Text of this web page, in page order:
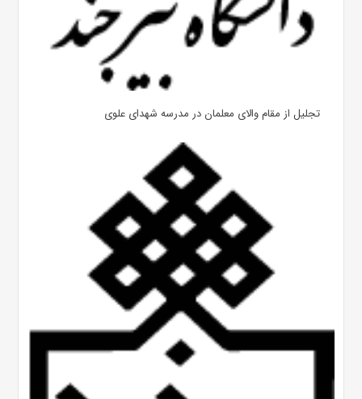
تجلیل از مقام والای معلمان در مدرسه شهدای علوی